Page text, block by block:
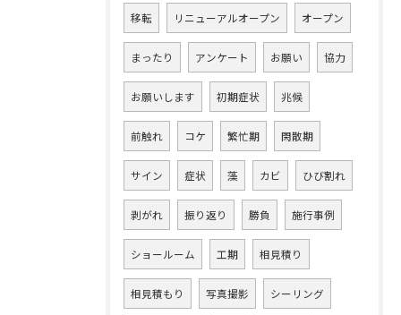
移転 リニューアルオープン オープン
まったり アンケート お願い 協力
お願いします 初期症状 兆候
前触れ コケ 繁忙期 閑散期
サイン 症状 藻 カビ ひび割れ
剥がれ 振り返り 勝負 施行事例
ショールーム 工期 相見積り
相見積もり 写真撮影 シーリング